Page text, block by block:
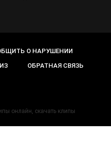
О НАРУШЕНИИ
ОБРАТНАЯ СВЯЗЬ
онлайн, cкачать клипы